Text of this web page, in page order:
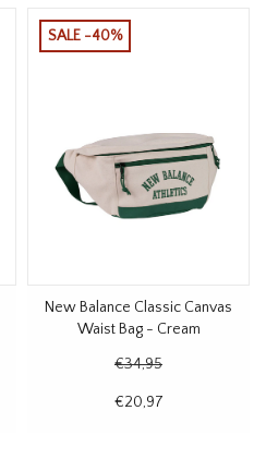
SALE -40%
New Balance Classic Canvas
Waist Bag - Cream
€34,95
€20,97